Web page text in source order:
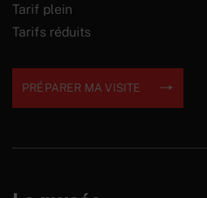
Tarif plein
Tarifs réduits
PRÉPARER MA VISITE